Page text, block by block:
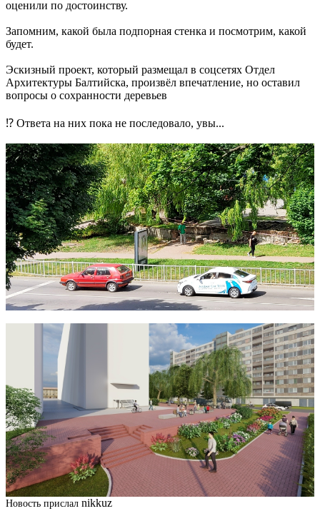
оценили по достоинству.
Запомним, какой была подпорная стенка и посмотрим, какой
будет.
Эскизный проект, который размещал в соцсетях Отдел
Архитектуры Балтийска, произвёл впечатление, но оставил
вопросы о сохранности деревьев
⁉ Ответа на них пока не последовало, увы...
Новость прислал nikkuz